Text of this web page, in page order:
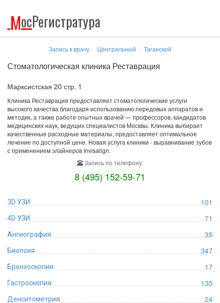
МосРегистратура
Запись к врачу Центральный Таганский
Стоматологическая клиника Реставрация
Марксистская 20 стр. 1
Клиника Реставрация предоставляет стоматологические услуги
высокого качества благодаря использованию передовых аппаратов и
методик, а также работе опытных врачей — профессоров, кандидатов
медицинских наук, ведущих специалистов Москвы. Клиника выбирает
качественные расходные материалы, предоставляет оптимальное
лечение по доступной цене. Новая услуга клиники - выравнивание зубов
с применением элайнеров Invisalign.
Запись по телефону:
8 (495) 152-59-71
3D УЗИ 101
4D УЗИ 71
Ангиография 35
Биопсия 347
Бронхоскопия 17
Гастроскопия 135
Денситометрия 24